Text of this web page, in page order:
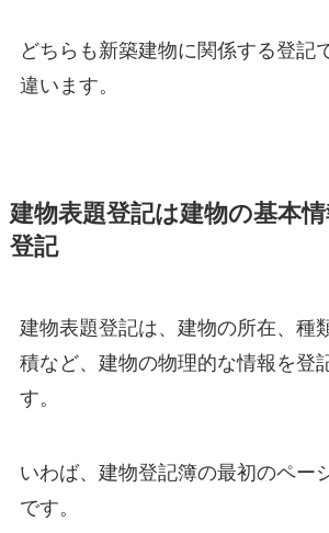
どちらも新築建物に関係する登記
違います。
建物表題登記は建物の基本
登記
建物表題登記は、建物の所在、種
積など、建物の物理的な情報を登
す。
いわば、建物登記簿の最初のペー
です。